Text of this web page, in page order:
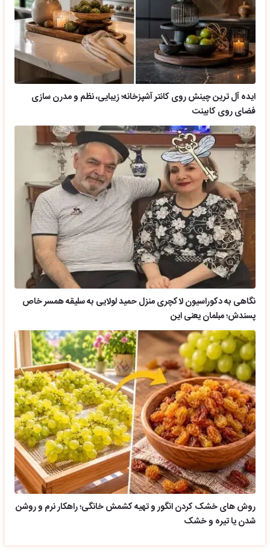
ایده آل ترین چینش روی کانتر آشپزخانه؛ زیبایی، نظم و مدرن سازی
فضای روی کابینت
نگاهی به دکوراسیون لاکچری منزل حمید لولایی به سلیقه همسر خاص
پسندش؛ مبلمان یعنی این
روش های خشک کردن انگور و تهیه کشمش خانگی؛ راهکار نرم و روشن
شدن یا تیره و خشک